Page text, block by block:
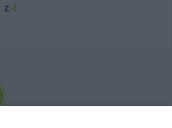
z4
Serwis Informacyjny Miasta